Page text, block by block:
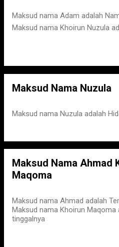
Maksud nama Adam adalah
Maksud nama Khoirun Nuzula
Maksud Nama Nuzula
Maksud nama Nuzula adalah
Maksud Nama Ahmad
Maqoma
Maksud nama Ahmad adalah
Maksud nama Khoirun
tinggalnya